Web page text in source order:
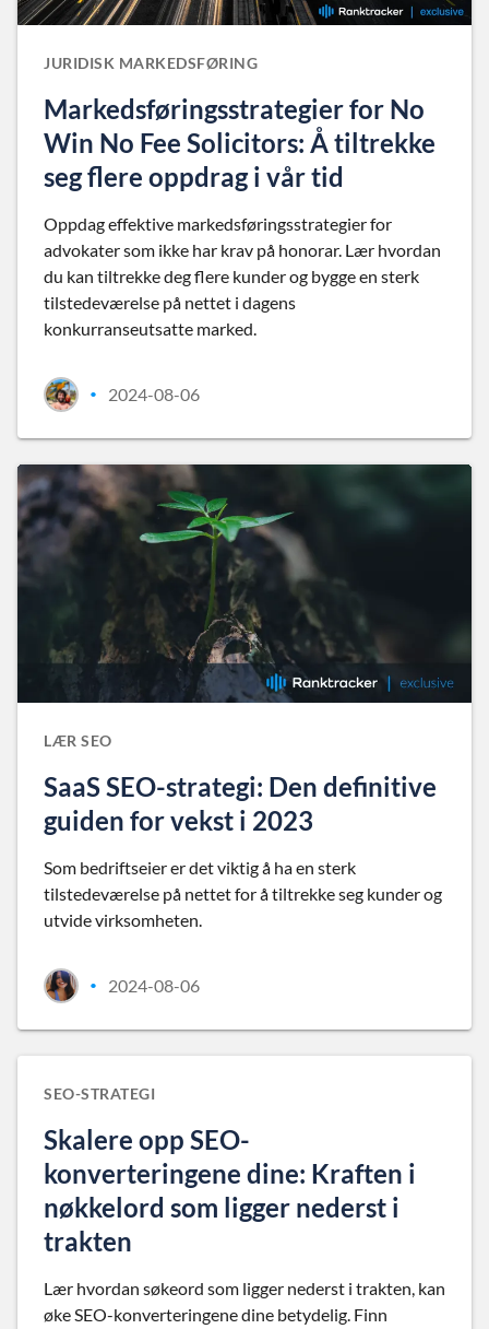
JURIDISK MARKEDSFØRING
Markedsføringsstrategier for No
Win No Fee Solicitors: Å tiltrekke
seg flere oppdrag i vår tid
Oppdag effektive markedsføringsstrategier for
advokater som ikke har krav på honorar. Lær hvordan
du kan tiltrekke deg flere kunder og bygge en sterk
tilstedeværelse på nettet i dagens
konkurranseutsatte marked.
• 2024-08-06
LÆR SEO
SaaS SEO-strategi: Den definitive
guiden for vekst i 2023
Som bedriftseier er det viktig å ha en sterk
tilstedeværelse på nettet for å tiltrekke seg kunder og
utvide virksomheten.
• 2024-08-06
SEO-STRATEGI
Skalere opp SEO-
konverteringene dine: Kraften i
nøkkelord som ligger nederst i
trakten
Lær hvordan søkeord som ligger nederst i trakten, kan
øke SEO-konverteringene dine betydelig. Finn